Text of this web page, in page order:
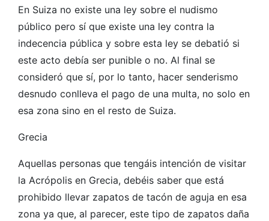
En Suiza no existe una ley sobre el nudismo
público pero sí que existe una ley contra la
indecencia pública y sobre esta ley se debatió si
este acto debía ser punible o no. Al final se
consideró que sí, por lo tanto, hacer senderismo
desnudo conlleva el pago de una multa, no solo en
esa zona sino en el resto de Suiza.
Grecia
Aquellas personas que tengáis intención de visitar
la Acrópolis en Grecia, debéis saber que está
prohibido llevar zapatos de tacón de aguja en esa
zona ya que, al parecer, este tipo de zapatos daña